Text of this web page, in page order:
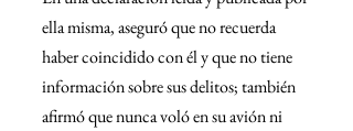
ella misma, aseguró que no recuerda
haber coincidido con él y que no tiene
información sobre sus delitos; también
afirmó que nunca voló en su avión ni